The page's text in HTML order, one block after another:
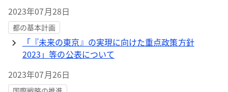
2023年07月28日
都の基本計画
「『未来の東京』の実現に向けた重点政策方針
2023」等の公表について
2023年07月26日